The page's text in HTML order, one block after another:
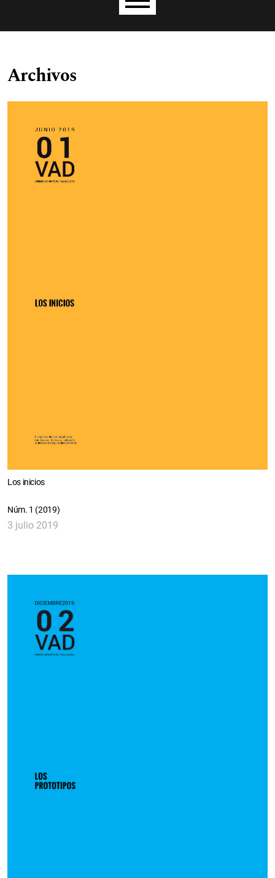
Archivos
Los inicios
Núm. 1 (2019)
3 julio 2019